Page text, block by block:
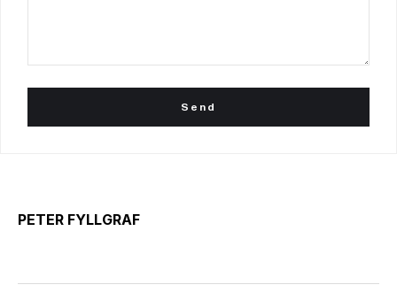
PETER FYLLGRAF